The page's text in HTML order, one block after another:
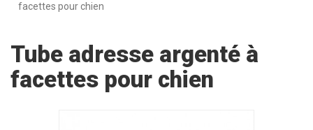
facettes pour chien
Tube adresse argenté à
facettes pour chien